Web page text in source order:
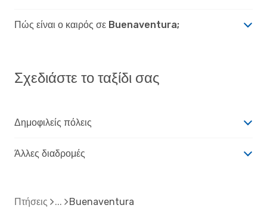
Πώς είναι ο καιρός σε Buenaventura;
Σχεδιάστε το ταξίδι σας
Δημοφιλείς πόλεις
Άλλες διαδρομές
Πτήσεις Buenaventura